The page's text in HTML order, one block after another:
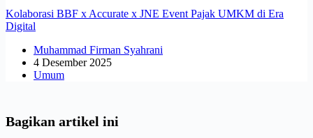
Kolaborasi BBF x Accurate x JNE Event Pajak UMKM di Era
Digital
Muhammad Firman Syahrani
4 Desember 2025
Umum
Bagikan artikel ini